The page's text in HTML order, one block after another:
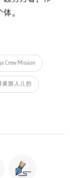
。
Crew Mission
美丽人儿的